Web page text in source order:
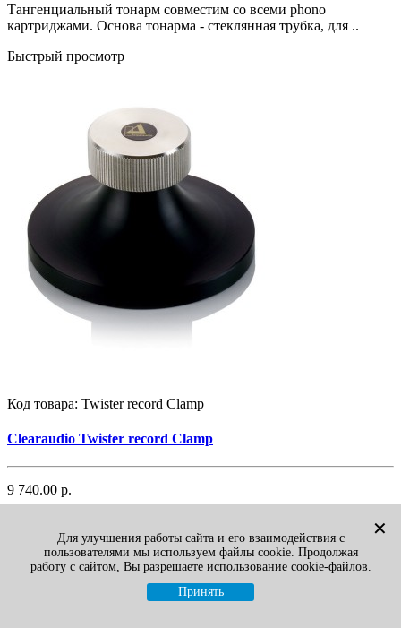
Тангенциальный тонарм совместим со всеми phono
картриджами. Основа тонарма - стеклянная трубка, для ..
Быстрый просмотр
Код товара: Twister record Clamp
Clearaudio Twister record Clamp
9 740.00 р.
Наличие:На складе
Clearaudio Twister Clamp - это винтовой прижим для
пластинок, изготовленный из полимера высокой плот..
✕
Для улучшения работы сайта и его взаимодействия с
пользователями мы используем файлы cookie. Продолжая
работу с сайтом, Вы разрешаете использование cookie-файлов.
Принять